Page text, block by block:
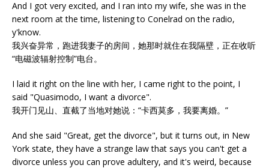
And I got very excited, and I ran into my wife, she was in the
next room at the time, listening to Conelrad on the radio,
y'know.
我兴奋异常，跑进我妻子的房间，她那时就住在我隔壁，正在收听
“电磁波辐射控制”电台。
I laid it right on the line with her, I came right to the point, I
said "Quasimodo, I want a divorce".
我开门见山、直截了当地对她说：“卡西莫多，我要离婚。”
And she said "Great, get the divorce", but it turns out, in New
York state, they have a strange law that says you can't get a
divorce unless you can prove adultery, and it's weird, because